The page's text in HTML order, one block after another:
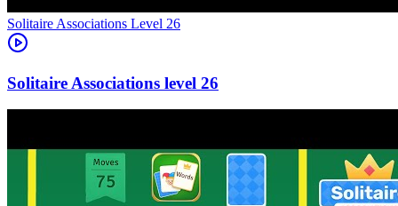
Level 26
26